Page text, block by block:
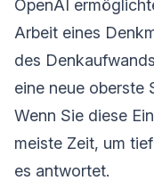
OpenAI
Arbeit eines
des
eine neue oberste
Wenn Sie diese
meiste Zeit, um
es antwortet.